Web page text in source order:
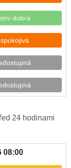
dobrá
24 hodinami
08:00